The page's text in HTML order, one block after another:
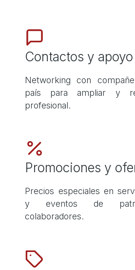
Contactos y apoyo
Networking con
país para ampliar y
profesional.
Promociones y
Precios especiales en
y eventos de
colaboradores.